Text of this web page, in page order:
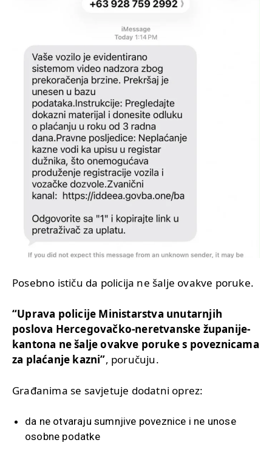
Posebno ističu da policija ne šalje ovakve poruke.
“Uprava policije Ministarstva unutarnjih
poslova Hercegovačko-neretvanske županije-
kantona ne šalje ovakve poruke s poveznicama
za plaćanje kazni”, poručuju.
Građanima se savjetuje dodatni oprez:
da ne otvaraju sumnjive poveznice i ne unose
osobne podatke